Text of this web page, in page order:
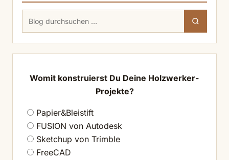
Suchen
Womit konstruierst Du Deine Holzwerker-
Projekte?
Papier&Bleistift
FUSION von Autodesk
Sketchup von Trimble
FreeCAD